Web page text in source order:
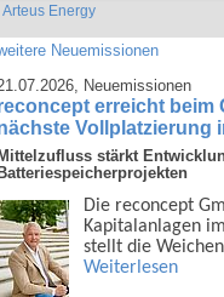
Arteus Energy
Neuemissionen
Neuemissionen
erreicht beim
Vollplatzierung
Mittelzufluss stärkt
Batteriespeicherprojekten
Die reconcept
Kapital­anlagen
stellt die
Weiterlesen